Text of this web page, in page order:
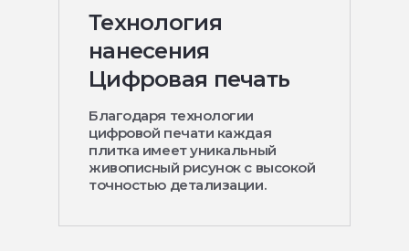
Технология
нанесения
Цифровая печать
Благодаря технологии
цифровой печати каждая
плитка имеет уникальный
живописный рисунок с высокой
точностью детализации.